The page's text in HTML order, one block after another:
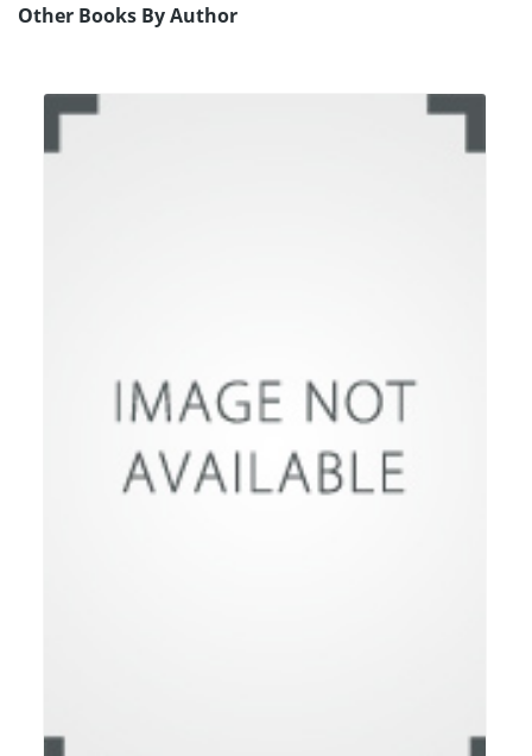
Other Books By Author